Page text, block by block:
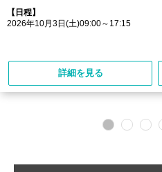
【日程】
2026年10月3日(土)09:00～17:15
詳細を見る